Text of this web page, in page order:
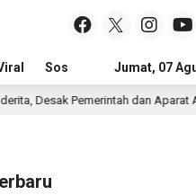
Sosial & BudayaJumat, 07
dan Aparat Awasi